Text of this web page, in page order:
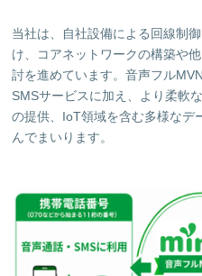
当社は、自社設備による回線制
け、コアネットワークの構築や
討を進めています。音声フル
SMSサービスに加え、より柔軟
の提供、IoT領域を含む多様なデ
んでまいります。